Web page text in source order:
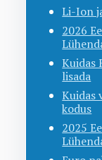
Li-Ion
2026
Kuidas
lisada
Kuidas
kodus
2025